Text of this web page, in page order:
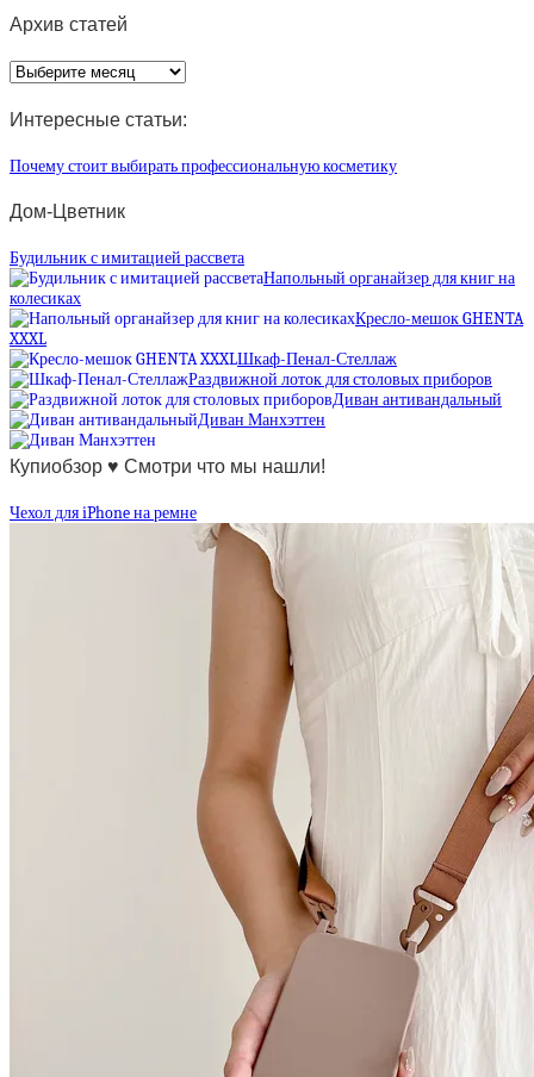
Архив статей
Архив
статей
Интересные статьи:
Почему стоит выбирать профессиональную косметику
Дом-Цветник
Будильник с имитацией рассвета
Напольный органайзер для книг на
колесиках
Кресло-мешок GHENTA
XXXL
Шкаф-Пенал-Стеллаж
Раздвижной лоток для столовых приборов
Диван антивандальный
Диван Манхэттен
Купиобзор ♥ Смотри что мы нашли!
Чехол для iPhone на ремне